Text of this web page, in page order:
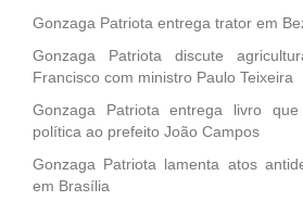
Gonzaga Patriota entrega trator em
Gonzaga Patriota discute
Francisco com ministro Paulo Teixeira
Gonzaga Patriota entrega livro
política ao prefeito João Campos
Gonzaga Patriota lamenta atos
em Brasília